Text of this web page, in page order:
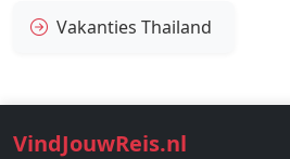
Vakanties Thailand
VindJouwReis.nl